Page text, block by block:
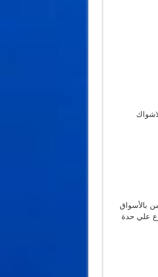
بالأسواق
الي كل نوع علي حدة